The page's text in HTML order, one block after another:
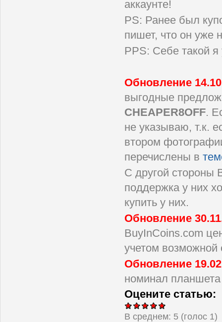
аккаунте!
PS: Ранее был
пишет, что он уже
PPS: Себе такой я
Обновление
выгодные
CHEAPER8OFF.
не указываю, т.к.
втором
перечислены в
С другой стороны
поддержка у них
купить у них.
Обновление
BuyInCoins.com
учетом возможной
Обновление
номинал планшета
Оцените статью:
В среднем: 5 (голос 1)